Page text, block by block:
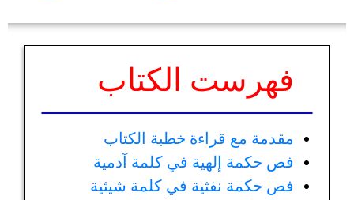
فهرست الكتاب
مقدمة مع قراءة خطبة الكتاب
فص حكمة إلهية في كلمة آدمية
فص حكمة نفثية في كلمة شيثية